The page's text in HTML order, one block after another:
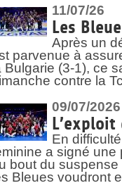
11/07/26
Les
Après un
parvenue à
Bulgarie (3-1), ce
contre la
09/07/2026
En
a signé une
bout du
Bleues voudront